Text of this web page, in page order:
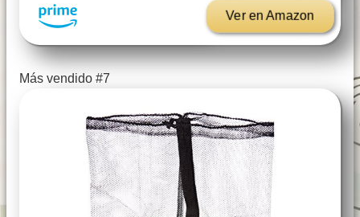
Ver en Amazon
Más vendido #7